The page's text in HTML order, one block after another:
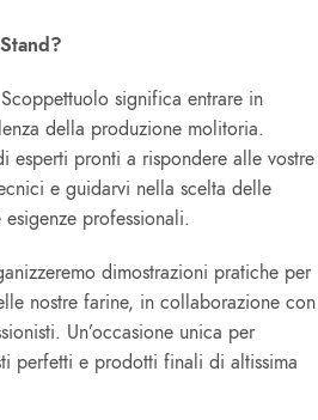
significa entrare in
della produzione molitoria.
esperti pronti a rispondere alle vostre
e guidarvi nella scelta delle
professionali.
dimostrazioni pratiche per
nostre farine, in collaborazione con
Un’occasione unica per
perfetti e prodotti finali di altissima